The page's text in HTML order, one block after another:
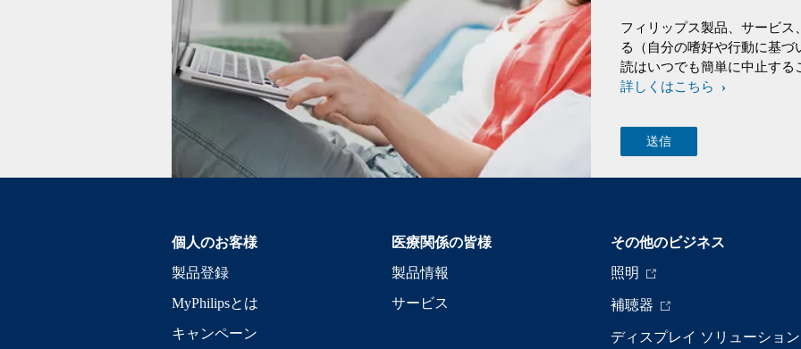
フィリップス製品、サービ
る（自分の嗜好や行動に基
読はいつでも簡単に中止する
詳しくはこちら
個人のお客様
製品登録
MyPhilipsとは
キャンペーン
医療関係の皆様
製品情報
サービス
その他のビジネス
照明
補聴器
ディスプレイ ソリューション